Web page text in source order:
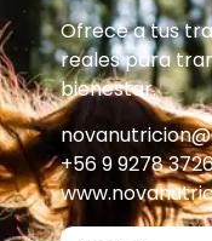
Ofrece a tus
reales para
bienestar.
+56 9 9278